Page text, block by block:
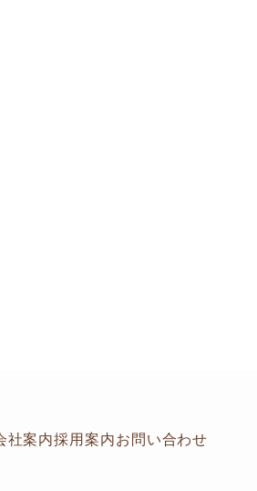
社案内採用案内お問い合わせ